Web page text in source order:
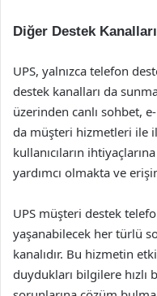
Diğer Destek Kanalları
UPS, yalnızca telefon
destek kanalları da
üzerinden canlı sohbet,
da müşteri hizmetleri ile
kullanıcıların
yardımcı olmakta ve
UPS müşteri destek
yaşanabilecek her türlü
kanalıdır. Bu hizmetin
duydukları bilgilere hızlı